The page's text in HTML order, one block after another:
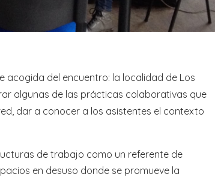
acogida del encuentro: la localidad de Los
algunas de las prácticas colaborativas que
dar a conocer a los asistentes el contexto
de trabajo como un referente de
en desuso donde se promueve la